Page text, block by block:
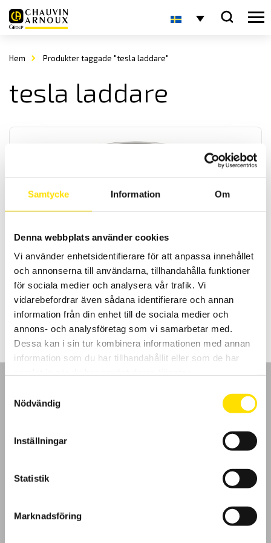
Samtycke Information Om
Denna webbplats använder cookies
Vi använder enhetsidentifierare för att anpassa innehållet
och annonserna till användarna, tillhandahålla funktioner
för sociala medier och analysera vår trafik. Vi
vidarebefordrar även sådana identifierare och annan
information från din enhet till de sociala medier och
annons- och analysföretag som vi samarbetar med.
Dessa kan i sin tur kombinera informationen med annan
information som du har tillhandahållit eller som de har
Nödvändig
Inställningar
Statistik
Marknadsföring
Hem Produkter taggade "tesla laddare"
tesla laddare
Installationstestare med svenska menyer och svensk mjukvara för
grafisk inkopplingsanvisning. Med spänningsfallsmätning och
inbyggd säkringstabell samt mätning på elbilsladdstationer med
adapter CA6652. Dokumentation enligt SS 436 40 00 utgåva 3.
21,595.00kr –29,900.00krPrisintervall:
21,595.00 kr
till
29,900.00 kr
LÄS MER